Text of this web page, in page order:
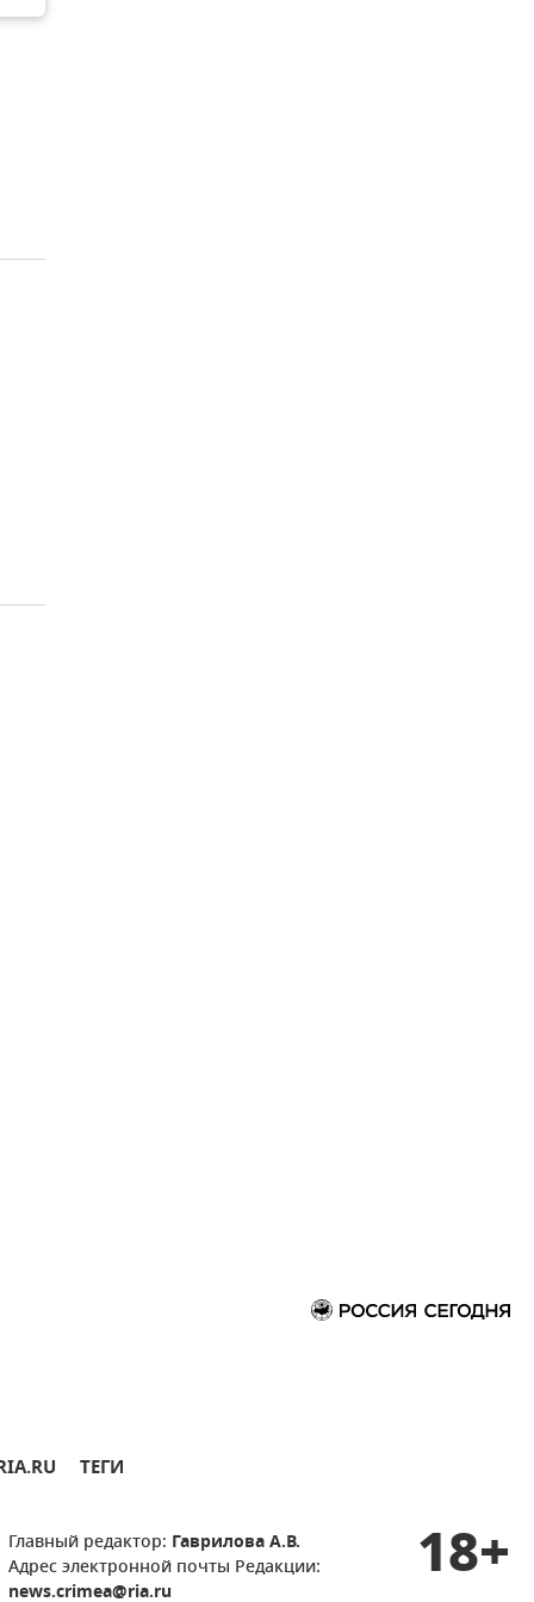
ТЕГИ
Главный редактор: Гаврилова А.В.
Адрес электронной почты Редакции:
news.crimea@ria.ru
18+